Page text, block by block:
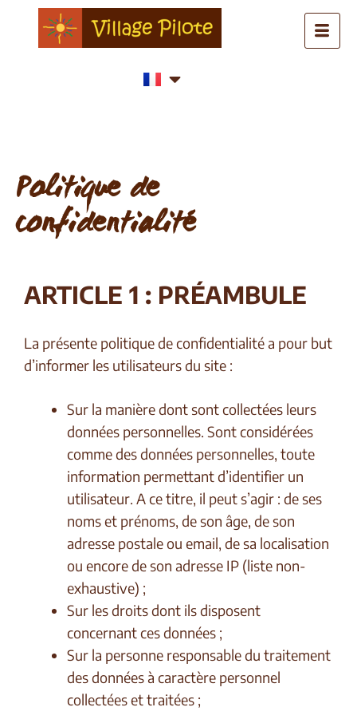
Politique de
confidentialité
ARTICLE 1 : PRÉAMBULE
La présente politique de confidentialité a pour but
d’informer les utilisateurs du site :
Sur la manière dont sont collectées leurs
données personnelles. Sont considérées
comme des données personnelles, toute
information permettant d’identifier un
utilisateur. A ce titre, il peut s’agir : de ses
noms et prénoms, de son âge, de son
adresse postale ou email, de sa localisation
ou encore de son adresse IP (liste non-
exhaustive) ;
Sur les droits dont ils disposent
concernant ces données ;
Sur la personne responsable du traitement
des données à caractère personnel
collectées et traitées ;